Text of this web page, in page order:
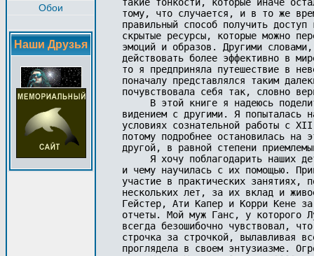
Обои
Наши Друзья
тому, что случается, и в то же
правильный способ получить
скрытые ресурсы, которые можно
эмоций и образов. Другими
действовать более эффективно в
то я предприняла путешествие в
поначалу представлялся таким
почувствовала себя так, словно
В этой книге я надеюсь
видением с другими. Я попыталась
условиях сознательной работы с
потому подробнее остановилась
другой, в равной степени
Я хочу поблагодарить наших
и чему научилась с их помощью.
участие в практических
нескольких лет, за их вклад и
Гейстер, Ати Капер и Корри Кене
отчеты. Мой муж Ганс, у которого
всегда безошибочно чувствовал,
строчка за строчкой, вылавливая
проглядела в своем энтузиазме.